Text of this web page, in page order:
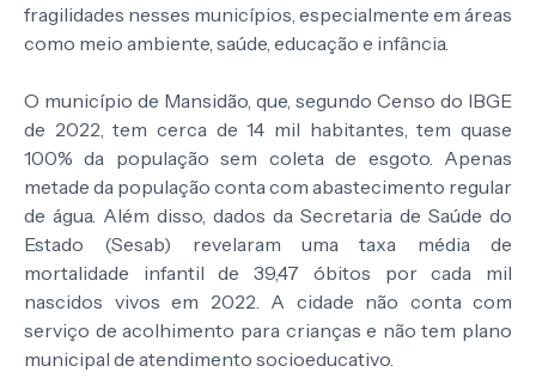
fragilidades nesses municípios, especialmente em áreas
como meio ambiente, saúde, educação e infância.
O município de Mansidão, que, segundo Censo do IBGE
de 2022, tem cerca de 14 mil habitantes, tem quase
100% da população sem coleta de esgoto. Apenas
metade da população conta com abastecimento regular
de água. Além disso, dados da Secretaria de Saúde do
Estado (Sesab) revelaram uma taxa média de
mortalidade infantil de 39,47 óbitos por cada mil
nascidos vivos em 2022. A cidade não conta com
serviço de acolhimento para crianças e não tem plano
municipal de atendimento socioeducativo.